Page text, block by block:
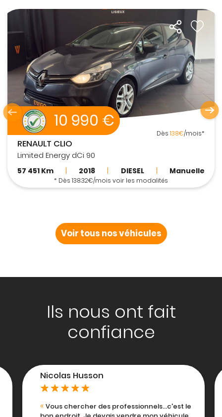
10 990 €
Dès138€/mois*
RENAULT CLIO
Limited Energy dCi 90
57 451 Km 2018 DIESEL Manuelle
* Dès 138.32€/mois voir les modalités
Voir tous nos véhicules
Ils nous ont fait
confiance
Lea Gorz
Nous avons confié notre voiture à Paul,